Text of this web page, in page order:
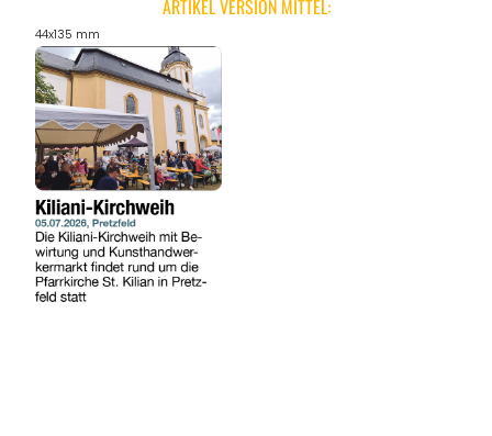
REGIONEN
REISEFÜHRER
ARTIKEL VERSION MITTEL:
44x135 mm